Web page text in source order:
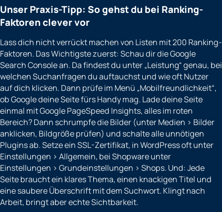
Unser Praxis-Tipp: So gehst du bei Ranking-
Faktoren clever vor
Lass dich nicht verrückt machen von Listen mit 200 Ranking-
Faktoren. Das Wichtigste zuerst: Schau dir die Google
Search Console an. Da findest du unter „Leistung“ genau, bei
welchen Suchanfragen du auftauchst und wie oft Nutzer
auf dich klicken. Dann prüfe im Menü „Mobilfreundlichkeit“,
ob Google deine Seite fürs Handy mag. Lade deine Seite
einmal mit Google PageSpeed Insights, alles im roten
Bereich? Dann schrumpfe die Bilder (unter Medien > Bilder
anklicken, Bildgröße prüfen) und schalte alle unnötigen
Plugins ab. Setze ein SSL-Zertifikat, in WordPress oft unter
Einstellungen > Allgemein, bei Shopware unter
Einstellungen > Grundeinstellungen > Shops. Und: Jede
Seite braucht ein klares Thema, einen knackigen Titel und
eine saubere Überschrift mit dem Suchwort. Klingt nach
Arbeit, bringt aber echte Sichtbarkeit.